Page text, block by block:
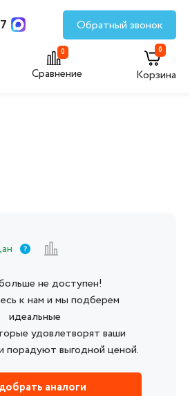
Обратный звонок
0
Сравнение
0
Корзина
не доступен!
к нам и мы подберем
идеальные
удовлетворят ваши
порадуют выгодной ценой.
аналоги